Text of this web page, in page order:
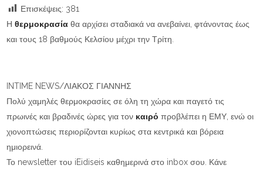
Επισκέψεις: 381
Ηθερμοκρασία θα αρχίσει σταδιακά να ανεβαίνει, φτάνοντας έως
και τους 18 βαθμούς Κελσίου μέχρι την Τρίτη.
INTIME NEWS/ΛΙΑΚΟΣ ΓΙΑΝΝΗΣ
Πολύ χαμηλές θερμοκρασίες σε όλη τη χώρα και παγετό τις
πρωινές και βραδινές ώρες για τον καιρό προβλέπει η ΕΜΥ, ενώ οι
χιονοπτώσεις περιορίζονται κυρίως στα κεντρικά και βόρεια
ημιορεινά.
Το newsletter του iEidiseis καθημερινά στο inbox σου. Κάνε